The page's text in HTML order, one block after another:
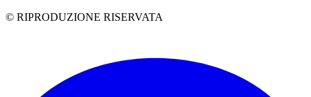
© RIPRODUZIONE RISERVATA